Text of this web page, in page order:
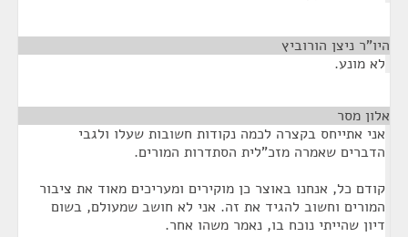
היו"ר ניצן הורוביץ
לא מונע.
אלון מסר
אני אתייחס בקצרה לכמה נקודות חשובות שעלו ולגבי
הדברים שאמרה מזכ"לית הסתדרות המורים.
קודם כל, אנחנו באוצר כן מוקירים ומעריכים מאוד את ציבור
המורים וחשוב להגיד את זה. אני לא חושב שמעולם, בשום
דיון שהייתי נוכח בו, נאמר משהו אחר.